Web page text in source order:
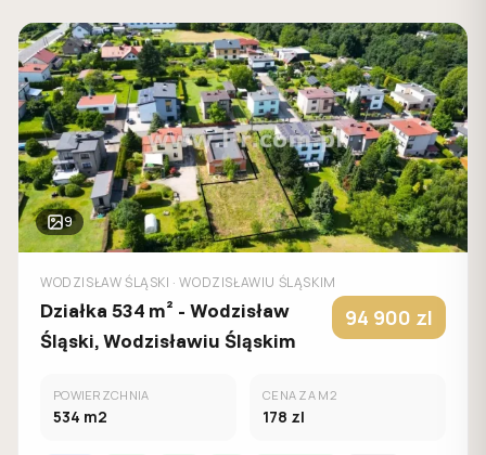
9
WODZISŁAW ŚLĄSKI · WODZISŁAWIU ŚLĄSKIM
Działka 534 m² - Wodzisław
Śląski, Wodzisławiu Śląskim
94 900 zl
POWIERZCHNIA
534 m2
CENA ZA M2
178 zl